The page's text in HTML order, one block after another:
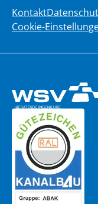
Kontakt
Cookie-